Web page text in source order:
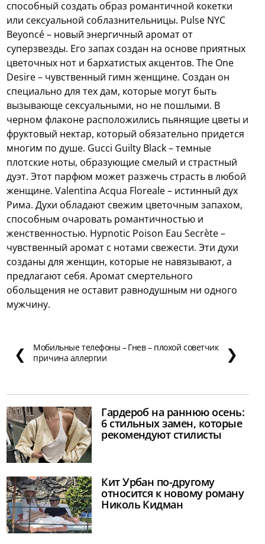
способный создать образ романтичной кокетки
или сексуальной соблазнительницы. Pulse NYC
Beyoncé – новый энергичный аромат от
суперзвезды. Его запах создан на основе приятных
цветочных нот и бархатистых акцентов. The One
Desire – чувственный гимн женщине. Создан он
специально для тех дам, которые могут быть
вызывающе сексуальными, но не пошлыми. В
черном флаконе расположились пьянящие цветы и
фруктовый нектар, который обязательно придется
многим по душе. Gucci Guilty Black – темные
плотские ноты, образующие смелый и страстный
дуэт. Этот парфюм может разжечь страсть в любой
женщине. Valentina Acqua Floreale – истинный дух
Рима. Духи обладают свежим цветочным запахом,
способным очаровать романтичностью и
женственностью. Hypnotic Poison Eau Secrète –
чувственный аромат с нотами свежести. Эти духи
созданы для женщин, которые не навязывают, а
предлагают себя. Аромат смертельного
обольщения не оставит равнодушным ни одного
мужчину.
❮
Мобильные телефоны –
причина аллергии
Гнев – плохой советчик ❯
Гардероб на раннюю осень:
6 стильных замен, которые
рекомендуют стилисты
Кит Урбан по-другому
относится к новому роману
Николь Кидман